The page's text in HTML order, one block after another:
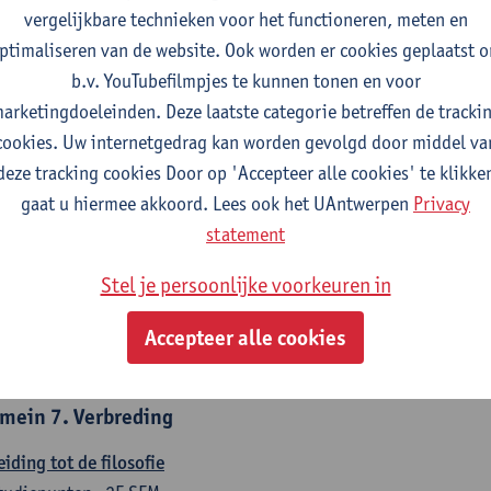
1E/2E SEM
studiepunten
Tom Van Caneghem Christine Lippens
6. Kwantitatieve methoden
statistiek en kansrekenen
2E SEM
studiepunten
Stephan Van der Veeken
methoden en technieken
1E/2E SEM
Ida Ruts
7. Verbreding
tot de filosofie
vergelijkbare technieken voor het functioneren, meten en
van de website. Ook worden er cookies geplaatst
b.v. YouTubefilmpjes te kunnen tonen en voor
Deze laatste categorie betreffen de
Uw internetgedrag kan worden gevolgd door middel
tracking cookies Door op 'Accepteer alle cookies' te
gaat u hiermee akkoord. Lees ook het UAntwerpen Privacy
statement
Stel je persoonlijke voorkeuren in
Accepteer alle cookies